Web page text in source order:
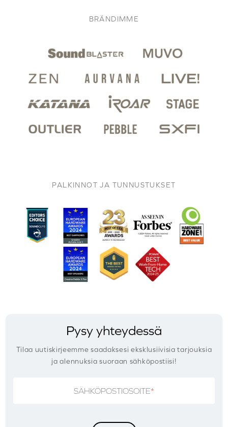
BRÄNDIMME
PALKINNOT JA TUNNUSTUKSET
Pysy yhteydessä
Tilaa uutiskirjeemme saadaksesi eksklusiivisia tarjouksia
ja alennuksia suoraan sähköpostiisi!
SÄHKÖPOSTIOSOITE*